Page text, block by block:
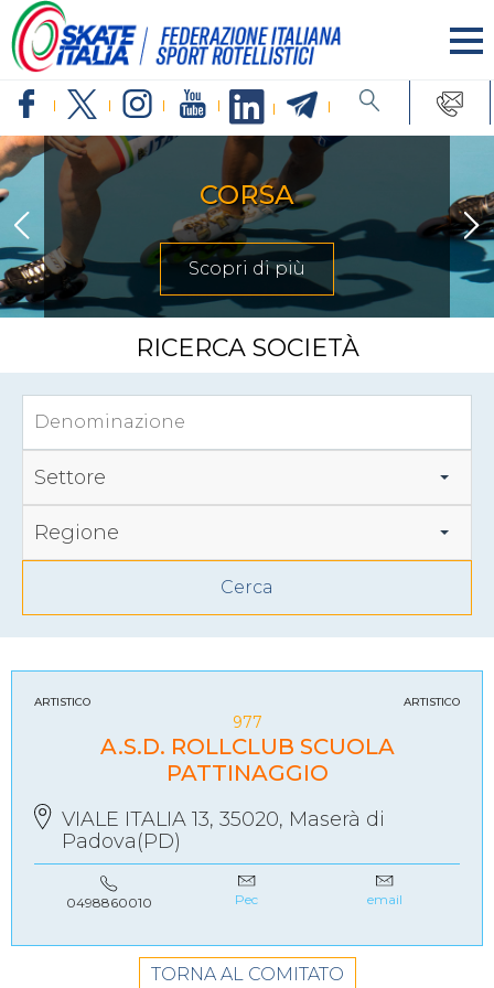
CORSA
Scopri di più
RICERCA SOCIETÀ
Settore
Regione
ARTISTICO ARTISTICO
977
A.S.D. ROLLCLUB SCUOLA
PATTINAGGIO
VIALE ITALIA 13, 35020, Maserà di
Padova(PD)
0498860010 Pec email
TORNA AL COMITATO